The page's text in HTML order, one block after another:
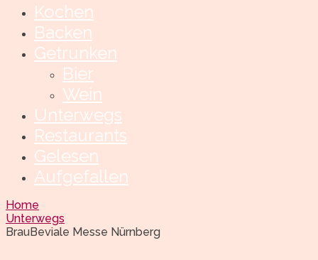
Kochen
Backen
Getrunken
Bier
Wein
Unterwegs
Restaurants
Gelesen
Aufgefallen
Home
Unterwegs
BrauBeviale Messe Nürnberg